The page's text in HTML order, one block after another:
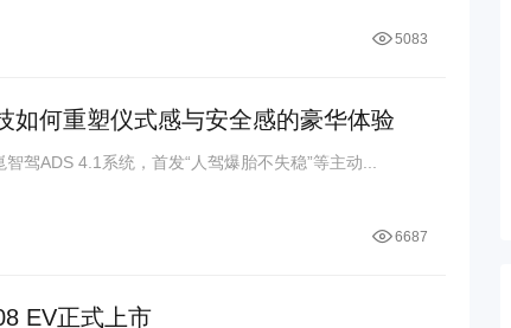
5083
如何重塑仪式感与安全感的豪华体验
驾ADS 4.1系统，首发“人驾爆胎不失稳”等主动...
6687
EV正式上市